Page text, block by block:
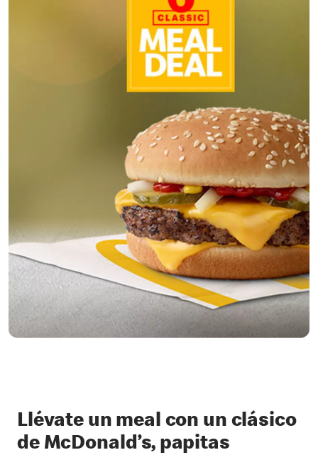
Llévate un meal con un clásico
de McDonald’s, papitas